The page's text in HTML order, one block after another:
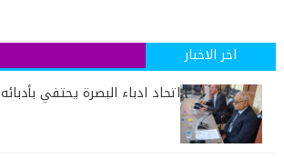
اخر الاخبار
اتحاد ادباء البصرة يحتفي بأدبائه